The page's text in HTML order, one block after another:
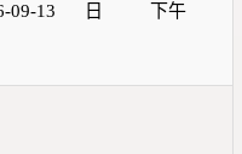
09-13 日 下午